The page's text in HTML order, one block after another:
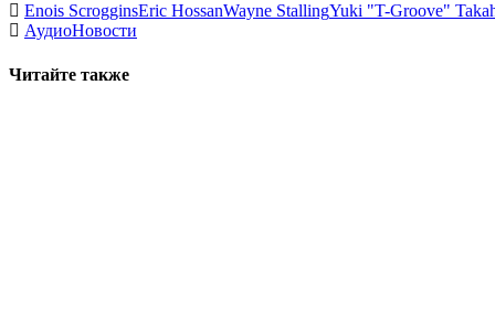
Enois ScrogginsEric HossanWayne StallingYuki "T-Groove"
АудиоНовости
Читайте также